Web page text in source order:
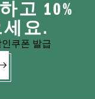
고 10%
요.
쿠폰 발급